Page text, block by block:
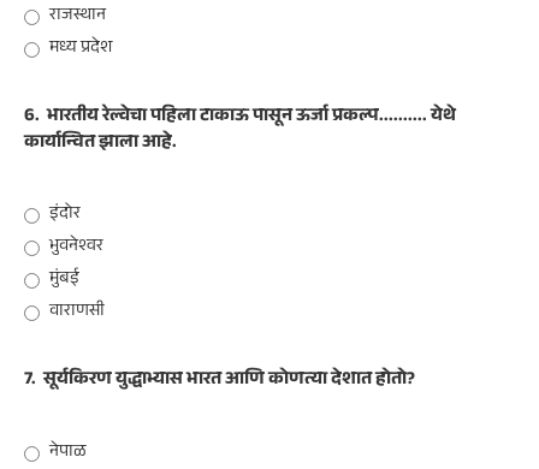
राजस्थान
मध्य प्रदेश
6. भारतीय रेल्वेचा पहिला टाकाऊ पासून ऊर्जा प्रकल्प.......... येथे
कार्यान्वित झाला आहे.
इंदोर
भुवनेश्वर
मुंबई
वाराणसी
7. सूर्यकिरण युद्धाभ्यास भारत आणि कोणत्या देशात होतो?
नेपाळ